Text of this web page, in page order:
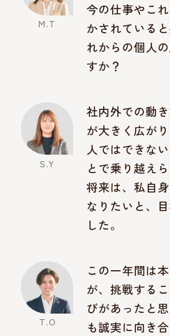
今の仕事やこ
かされている
れからの個人
すか？
社内外での動
が大きく広が
人ではできな
とで乗り越え
将来は、私自
なりたいと、
した。
この一年間は
が、挑戦する
びがあったと
も誠実に向き